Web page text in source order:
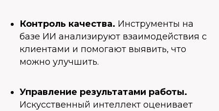
Контроль качества. Инструменты на
базе ИИ анализируют взаимодействия с
клиентами и помогают выявить, что
можно улучшить.
Управление результатами работы.
Искусственный интеллект оценивает